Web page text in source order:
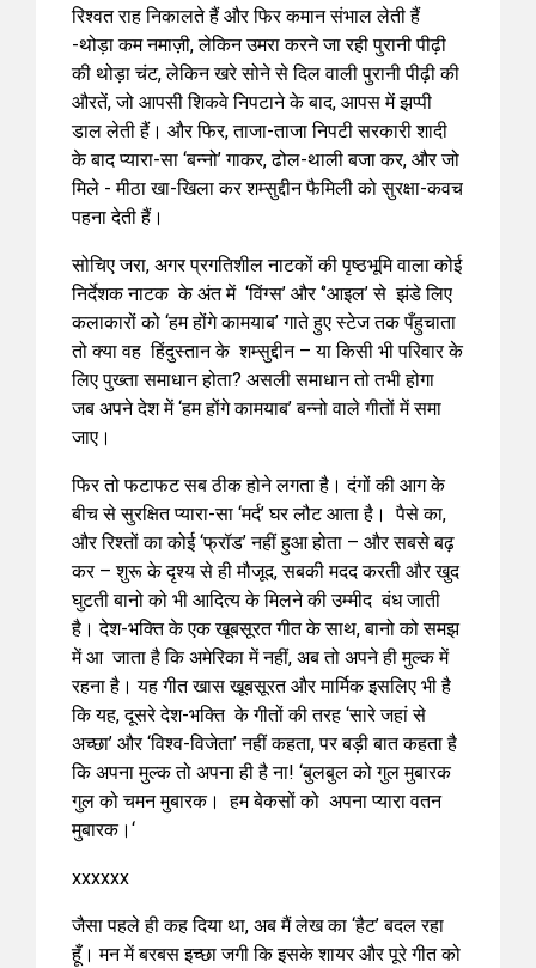
रिश्वत राह निकालते हैं और फिर कमान संभाल लेती हैं
-थोड़ा कम नमाज़ी, लेकिन उमरा करने जा रही पुरानी पीढ़ी
की थोड़ा चंट, लेकिन खरे सोने से दिल वाली पुरानी पीढ़ी की
औरतें, जो आपसी शिकवे निपटाने के बाद, आपस में झप्पी
डाल लेती हैं। और फिर, ताजा-ताजा निपटी सरकारी शादी
के बाद प्यारा-सा ‘बन्नो’ गाकर, ढोल-थाली बजा कर, और जो
मिले - मीठा खा-खिला कर शम्सुद्दीन फैमिली को सुरक्षा-कवच
पहना देती हैं।
सोचिए जरा, अगर प्रगतिशील नाटकों की पृष्ठभूमि वाला कोई
निर्देशक नाटक के अंत में ‘विंग्स’ और ‘’आइल’ से झंडे लिए
कलाकारों को ‘हम होंगे कामयाब’ गाते हुए स्टेज तक पँहुचाता
तो क्या वह हिंदुस्तान के शम्सुद्दीन – या किसी भी परिवार के
लिए पुख्ता समाधान होता? असली समाधान तो तभी होगा
जब अपने देश में ‘हम होंगे कामयाब’ बन्नो वाले गीतों में समा
जाए।
फिर तो फटाफट सब ठीक होने लगता है। दंगों की आग के
बीच से सुरक्षित प्यारा-सा ‘मर्द’ घर लौट आता है। पैसे का,
और रिश्तों का कोई ‘फ्रॉड’ नहीं हुआ होता – और सबसे बढ़
कर – शुरू के दृश्य से ही मौजूद, सबकी मदद करती और खुद
घुटती बानो को भी आदित्य के मिलने की उम्मीद बंध जाती
है। देश-भक्ति के एक खूबसूरत गीत के साथ, बानो को समझ
में आ जाता है कि अमेरिका में नहीं, अब तो अपने ही मुल्क में
रहना है। यह गीत खास खूबसूरत और मार्मिक इसलिए भी है
कि यह, दूसरे देश-भक्ति के गीतों की तरह ‘सारे जहां से
अच्छा’ और ‘विश्व-विजेता’ नहीं कहता, पर बड़ी बात कहता है
कि अपना मुल्क तो अपना ही है ना! ‘बुलबुल को गुल मुबारक
गुल को चमन मुबारक। हम बेकसों को अपना प्यारा वतन
मुबारक।‘
xxxxxx
जैसा पहले ही कह दिया था, अब मैं लेख का ‘हैट’ बदल रहा
हूँ। मन में बरबस इच्छा जगी कि इसके शायर और पूरे गीत को